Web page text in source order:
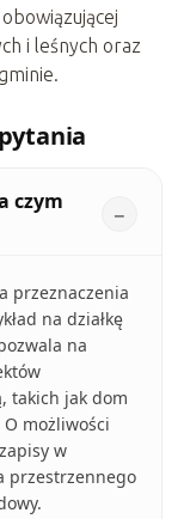
i leśnych oraz
czym
przeznaczenia
na działkę
na
takich jak dom
możliwości
w
przestrzennego